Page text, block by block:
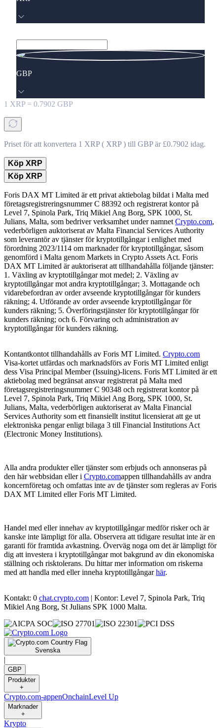
GBP
1 XRP = 0.7902 GBP
Priset för att konvertera 1 XRP ( XRP ) till GBP är £0.7902 idag.
Köp XRP
Köp XRP
Foris DAX MT Limited är ett privat aktiebolag bildat i Malta med
företagsregistreringsnummer C 88392 och registrerat kontor på
Level 7, Spinola Park, Triq Mikiel Ang Borg, SPK 1000, St.
Julians, Malta, som bedriver verksamhet under namnet Crypto.com,
vederbörligen auktoriserat av Malta Financial Services Authority
som leverantör av tjänster för kryptotillgångar i enlighet med
förordning 2023/1114 om marknader för kryptotillgångar, såsom
genomförd i Malta genom Markets in Crypto Assets Act. Foris
DAX MT Limited är auktoriserat att tillhandahålla följande tjänster:
1. Växling av kryptotillgångar mot medel; 2. Växling av
kryptotillgångar mot andra kryptotillgångar; 3. Mottagande och
vidarebefordran av order avseende kryptotillgångar för kunders
räkning; 4. Utförande av order avseende kryptotillgångar för
kunders räkning; 5. Överföringstjänster för kryptotillgångar för
kunders räkning; och 6. Förvaring och administration av
kryptotillgångar för kunders räkning.
Kontantkontot tillhandahålls av Foris MT Limited. Crypto.com
Visa-kortet utfärdas och marknadsförs av Foris MT Limited enligt
dess Visa Principal Member (Issuing)-licens. Foris MT Limited är ett
aktiebolag med begränsat ansvar registrerat på Malta med
företagsregistreringsnummer C 90348 och registrerat kontor på
Level 7, Spinola Park, Triq Mikiel Ang Borg, SPK 1000, St.
Julians, Malta, vederbörligen auktoriserat av Malta Financial
Services Authority som ett finansiellt institut licensierat att ge ut
elektroniska pengar enligt bilaga 3 till Financial Institutions Act
(Electronic Money Institutions).
Alla andra produkter eller tjänster som erbjuds och annonseras på
den här webbsidan eller i Crypto.comappen tillhandahålls av andra
koncernföretag och omfattas inte av de tjänster som regleras av Foris
DAX MT Limited eller Foris MT Limited.
Handel med eller innehav av kryptotillgångar medför risker och är
kanske inte lämpligt för alla. Observera att tidigare resultat inte är en
garanti för framtida avkastning. Överväg noga om det är lämpligt för
dig att investera i kryptotillgångar mot bakgrund av din ekonomiska
ställning och risktolerans. Du hittar mer information om riskerna
med att handla med eller inneha kryptotillgångarhär.
Kontakt: 0 chat.crypto.com | Kontor: Level 7, Spinola Park, Triq
Mikiel Ang Borg, St Julians SPK 1000 Malta.
Svenska
|
GBP
Produkter
+
Crypto.com-appenOnchainLevel Up
Marknader
+
Krypto